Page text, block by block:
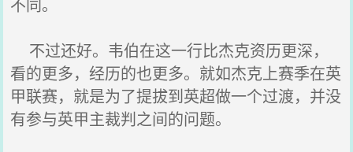
不过还好。韦伯在这一行比杰克资历更深，
看的更多，经历的也更多。就如杰克上赛季在英
甲联赛，就是为了提拔到英超做一个过渡，并没
有参与英甲主裁判之间的问题。